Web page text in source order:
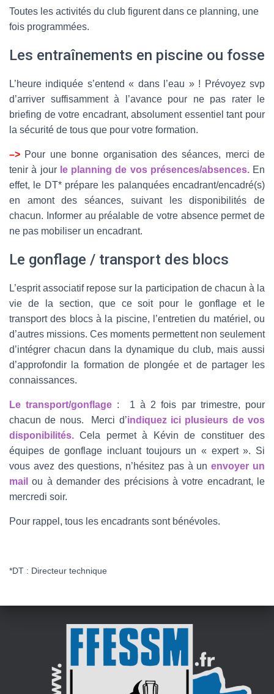
Toutes les activités du club figurent dans ce planning, une
fois programmées.
Les entraînements en piscine ou fosse
L’heure indiquée s’entend « dans l’eau » ! Prévoyez svp
d’arriver suffisamment à l’avance pour ne pas rater le
briefing de votre encadrant, absolument essentiel tant pour
la sécurité de tous que pour votre formation.
–> Pour une bonne organisation des séances, merci de
tenir à jour le planning de vos présences/absences.En
effet, le DT* prépare les palanquées encadrant/encadré(s)
en amont des séances, suivant les disponibilités de
chacun. Informer au préalable de votre absence permet de
ne pas mobiliser un encadrant.
Le gonflage / transport des blocs
L’esprit associatif repose sur la participation de chacun à la
vie de la section, que ce soit pour le gonflage et le
transport des blocs à la piscine, l’entretien du matériel, ou
d’autres missions. Ces moments permettent non seulement
d’intégrer chacun dans la dynamique du club, mais aussi
d’approfondir la formation de plongée et de partager les
connaissances.
Le transport/gonflage : 1 à 2 fois par trimestre, pour
chacun de nous. Merci d’indiquez ici plusieurs de vos
disponibilités. Cela permet à Kévin de constituer des
équipes de gonflage incluant toujours un « expert ». Si
vous avez des questions, n’hésitez pas à unenvoyer un
mail ou à demander des précisions à votre encadrant, le
mercredi soir.
Pour rappel, tous les encadrants sont bénévoles.
*DT : Directeur technique